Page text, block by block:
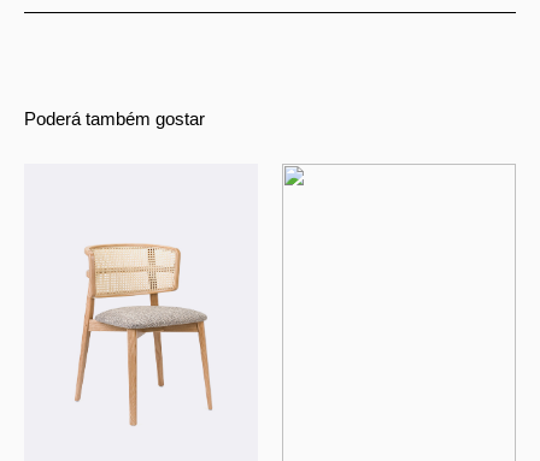
Poderá também gostar